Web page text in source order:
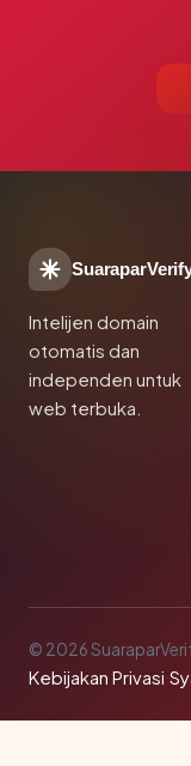
Intelijen domain
otomatis dan
independen untuk
web terbuka.
© 2026
Kebijakan Privasi·